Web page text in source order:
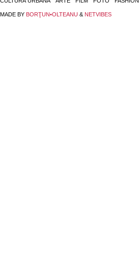
MADE BY BORŢUN•OLTEANU & NETVIBES